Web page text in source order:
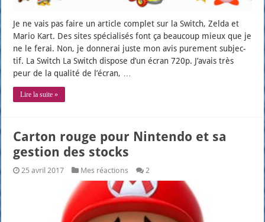
Je ne vais pas faire un article com­plet sur la Switch, Zel­da et
Mario Kart. Des sites spé­cia­li­sés font ça beau­coup mieux que je
ne le ferai. Non, je don­ne­rai juste mon avis pure­ment sub­jec­
tif. La Switch La Switch dis­pose d’un écran 720p. J’a­vais très
peur de la qua­li­té de l’é­cran, …
Lire la suite »
Carton rouge pour Nintendo et sa
gestion des stocks
25 avril 2017 Mes réactions 2